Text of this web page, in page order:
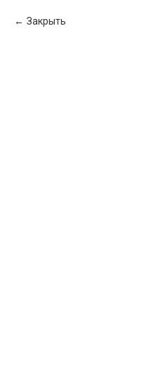
Закрыть